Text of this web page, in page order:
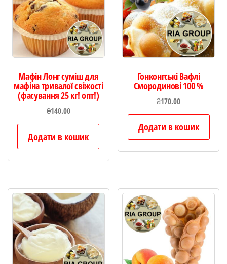
Мафін Лонг суміш для
мафіна тривалої свіжості
(фасування 25 кг! опт!)
₴140.00
Додати в кошик
Гонконгські Вафлі
Смородинові 100 %
₴170.00
Додати в кошик